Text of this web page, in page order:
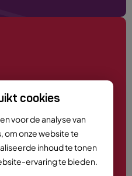
cookies
voor de analyse van
om onze website te
inhoud te tonen
ervaring te bieden.